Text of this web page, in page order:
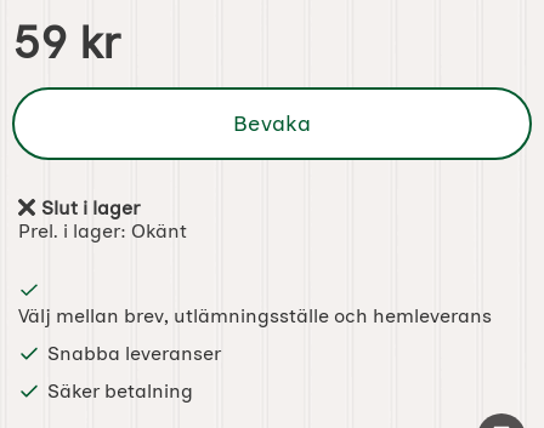
Handla denna produkt Jojo Kalmartrissan
pris
59 kr
Bevaka
Tillgänglighet:
Slut i lager
Prel. i lager: Okänt
Välj mellan brev, utlämningsställe och hemleverans
Snabba leveranser
Säker betalning